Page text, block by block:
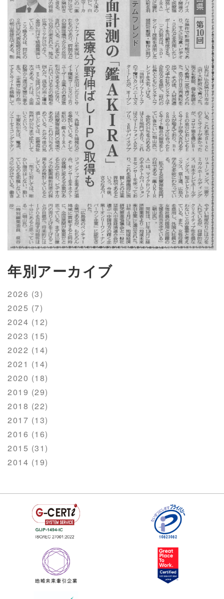
年別アーカイブ
2026 (3)
2025 (7)
2024 (12)
2023 (15)
2022 (14)
2021 (14)
2020 (18)
2019 (29)
2018 (22)
2017 (13)
2016 (16)
2015 (31)
2014 (19)